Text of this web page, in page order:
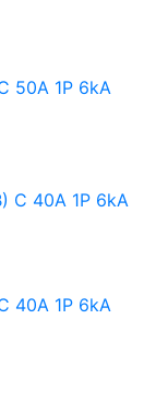
50A 1P 6kA
40A 1P 6kA